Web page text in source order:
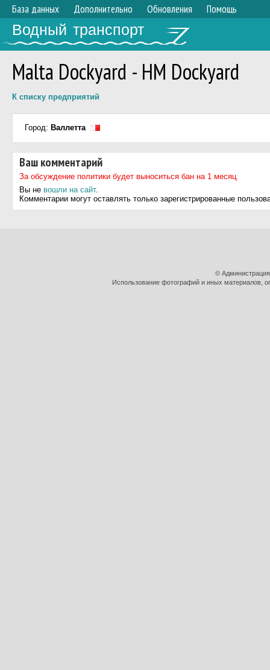
База данных Дополнительно Обновления Помощь
Водный транспорт
Malta Dockyard - HM Dockyard
К списку предприятий
Город: Валлетта
Ваш комментарий
За обсуждение политики будет выноситься бан на 1 месяц.
Вы не вошли на сайт.
Комментарии могут оставлять только зарегистрированные
©
Использование фотографий и иных материалов,